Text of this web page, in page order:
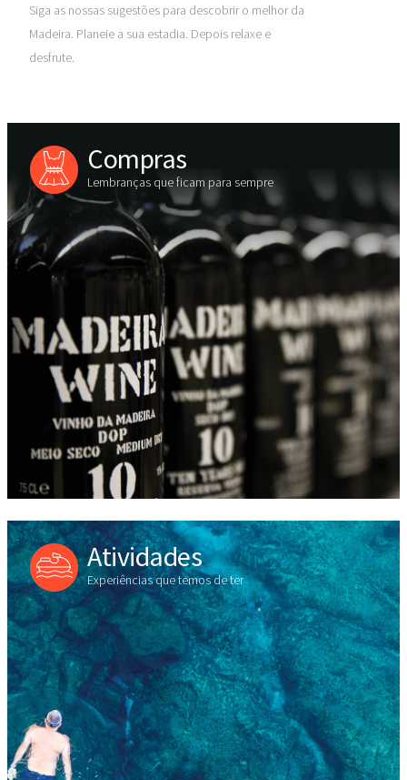
Siga as nossas sugestões para descobrir o melhor da
Madeira. Planeie a sua estadia. Depois relaxe e
desfrute.
Compras
Lembranças que ficam para sempre
Atividades
Experiências que temos de ter